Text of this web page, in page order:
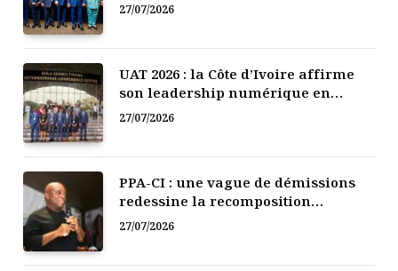
27/07/2026
UAT 2026 : la Côte d’Ivoire affirme
son leadership numérique en
Afrique
27/07/2026
PPA-CI : une vague de démissions
redessine la recomposition
politique
27/07/2026